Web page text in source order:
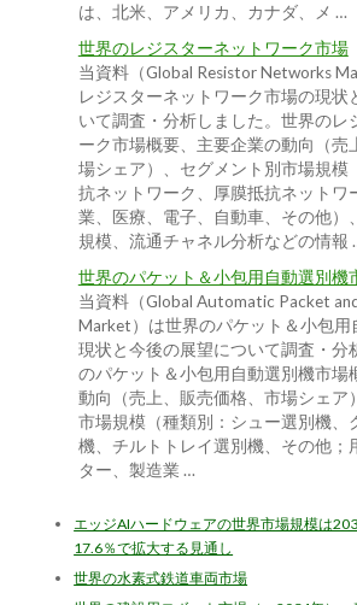
は、北米、アメリカ、カナダ、メ …
世界のレジスターネットワーク市場
当資料（Global Resistor Networks
レジスターネットワーク市場の現状
いて調査・分析しました。世界のレ
ーク市場概要、主要企業の動向（売
場シェア）、セグメント別市場規模
抗ネットワーク、厚膜抵抗ネットワ
業、医療、電子、自動車、その他）
規模、流通チャネル分析などの情報
世界のパケット＆小包用自動選別機
当資料（Global Automatic Packet
Market）は世界のパケット＆小包用
現状と今後の展望について調査・分
のパケット＆小包用自動選別機市場
動向（売上、販売価格、市場シェア
市場規模（種類別：シュー選別機、
機、チルトトレイ選別機、その他；
ター、製造業 …
エッジAIハードウェアの世界市場規模は
17.6％で拡大する見通し
世界の水素式鉄道車両市場